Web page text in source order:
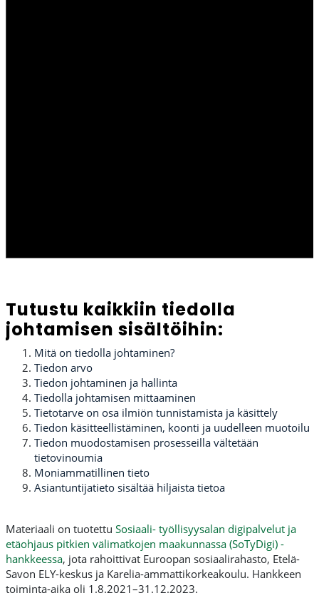
Tutustu kaikkiin tiedolla
johtamisen sisältöihin:
Mitä on tiedolla johtaminen?
Tiedon arvo
Tiedon johtaminen ja hallinta
Tiedolla johtamisen mittaaminen
Tietotarve on osa ilmiön tunnistamista ja käsittely
Tiedon käsitteellistäminen, koonti ja uudelleen muotoilu
Tiedon muodostamisen prosesseilla vältetään
tietovinoumia
Moniammatillinen tieto
Asiantuntijatieto sisältää hiljaista tietoa
Materiaali on tuotettu Sosiaali- työllisyysalan digipalvelut ja
etäohjaus pitkien välimatkojen maakunnassa (SoTyDigi) -
hankkeessa, jota rahoittivat Euroopan sosiaalirahasto, Etelä-
Savon ELY-keskus ja Karelia-ammattikorkeakoulu. Hankkeen
toiminta-aika oli 1.8.2021–31.12.2023.